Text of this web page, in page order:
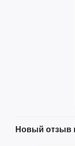
Новый отзыв